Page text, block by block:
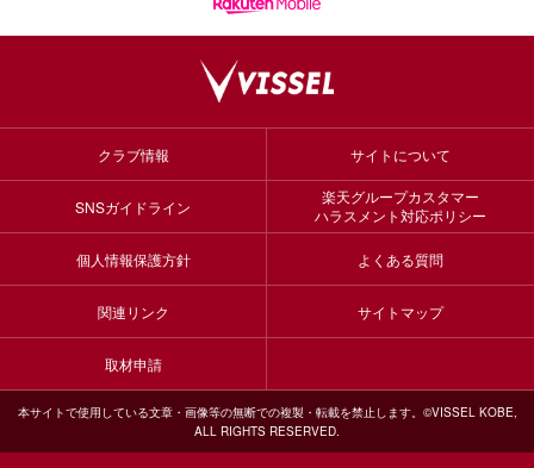
クラブ情報 サイトについて
SNSガイドライン
楽天グループカスタマー
ハラスメント対応ポリシー
個人情報保護方針 よくある質問
関連リンク サイトマップ
取材申請
本サイトで使用している文章・画像等の無断での複製・転載を禁止します。©VISSEL KOBE,
ALL RIGHTS RESERVED.